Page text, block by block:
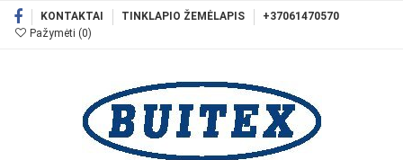
KONTAKTAI TINKLAPIO ŽEMĖLAPIS
+37061470570
Pažymėti (0)